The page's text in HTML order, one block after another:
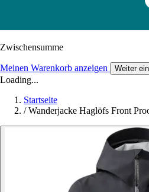
Zwischensumme
Meinen Warenkorb anzeigen Weiter
Loading...
Startseite
/ Wanderjacke Haglöfs Front